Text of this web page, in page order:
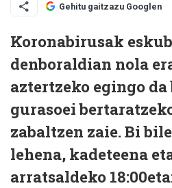
Gehitu gaitzazu Googlen
Koronabirusak
denboraldian nola
aztertzeko egingo da
gurasoei
zabaltzen zaie. Bi
lehena, kadeteena
arratsaldeko